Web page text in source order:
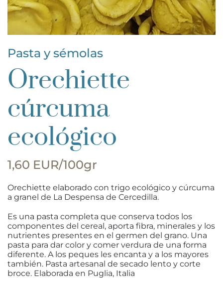
Pasta y sémolas
Orechiette
cúrcuma
ecológico
1,60 EUR/100gr
Orechiette elaborado con trigo ecológico y cúrcuma
a granel de La Despensa de Cercedilla.
Es una pasta completa que conserva todos los
componentes del cereal, aporta fibra, minerales y los
nutrientes presentes en el germen del grano. Una
pasta para dar color y comer verdura de una forma
diferente. A los peques les encanta y a los mayores
también. Pasta artesanal de secado lento y corte
broce. Elaborada en Puglia, Italia